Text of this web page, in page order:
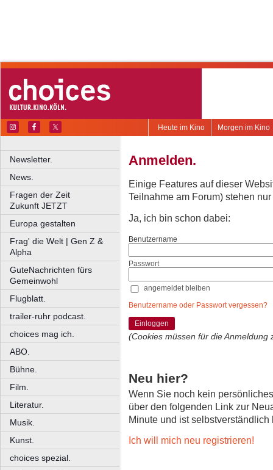
Morgen im Kino
Heute im Kino
Newsletter.
News.
Fragen der Zeit
Zukunft JETZT
Europa gestalten
Frag' die Welt | Gen Z &
Alpha
GuteNachrichten fürs
Gemeinwohl
Flugblatt.
trailer-ruhr podcast.
choices mag ich.
ABO.
Bühne.
Film.
Literatur.
Musik.
Kunst.
choices spezial.
Anmelden.
Einige Features auf dieser
Teilnahme am Forum) stehen
Ja, ich bin schon dabei:
Benutzername
Passwort
angemeldet bleiben
Benutzername oder Passwort vergessen?
Einloggen
(Cookies müssen für die Anmeldung
Neu hier?
Wenn Sie noch kein
über den folgenden Link zur
Minute und ist selbstverständlich
Ich will mich neu registrieren!